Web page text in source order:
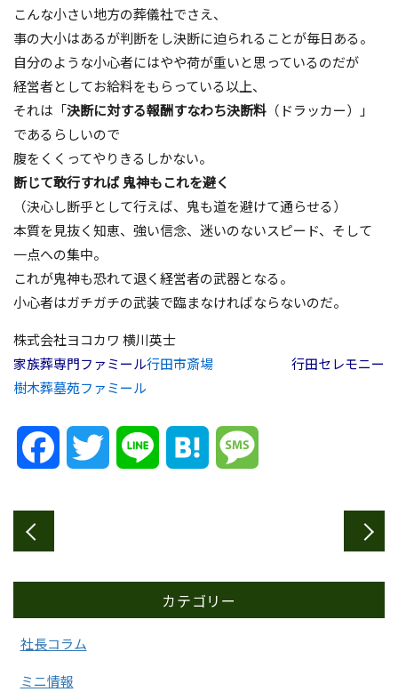
こんな小さい地方の葬儀社でさえ、
事の大小はあるが判断をし決断に迫られることが毎日ある。
自分のような小心者にはやや荷が重いと思っているのだが
経営者としてお給料をもらっている以上、
それは「決断に対する報酬すなわち決断料 （ドラッカー）」
であるらしいので
腹をくくってやりきるしかない。
断じて敢行すれば 鬼神もこれを避く
（決心し断乎として行えば、鬼も道を避けて通らせる）
本質を見抜く知恵、強い信念、迷いのないスピード、そして
一点への集中。
これが鬼神も恐れて退く経営者の武器となる。
小心者はガチガチの武装で臨まなければならないのだ。
株式会社ヨコカワ 横川英士
行田セレモニー
家族葬専門ファミール行田市斎場
樹木葬墓苑ファミール
FacebookTwitter Line Hatena
カテゴリー
社長コラム
ミニ情報